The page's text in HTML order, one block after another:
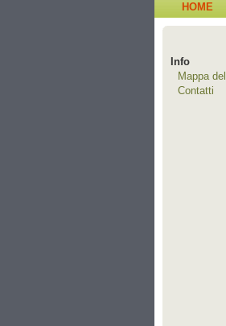
HOME
Info
Mappa
Contatti